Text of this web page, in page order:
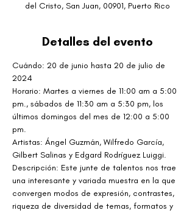
del Cristo, San Juan, 00901, Puerto Rico
Detalles del evento
Cuándo: 20 de junio hasta 20 de julio de
2024
Horario: Martes a viernes de 11:00 am a 5:00
pm., sábados de 11:30 am a 5:30 pm, los
últimos domingos del mes de 12:00 a 5:00
pm.
Artistas: Ángel Guzmán, Wilfredo García,
Gilbert Salinas y Edgard Rodríguez Luiggi.
Descripción: Este junte de talentos nos trae
una interesante y variada muestra en la que
convergen modos de expresión, contrastes,
riqueza de diversidad de temas, formatos y